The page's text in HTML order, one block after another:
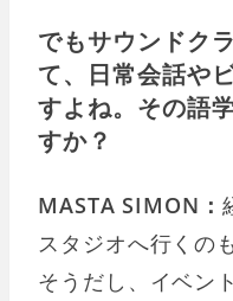
でもサウンドク
て、日常会話や
すよね。その語
すか？
MASTA SIMON：
スタジオへ行くの
そうだし、イベン